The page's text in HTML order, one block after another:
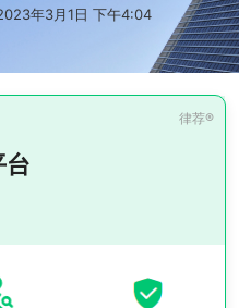
年3月1日 下午4:04
台